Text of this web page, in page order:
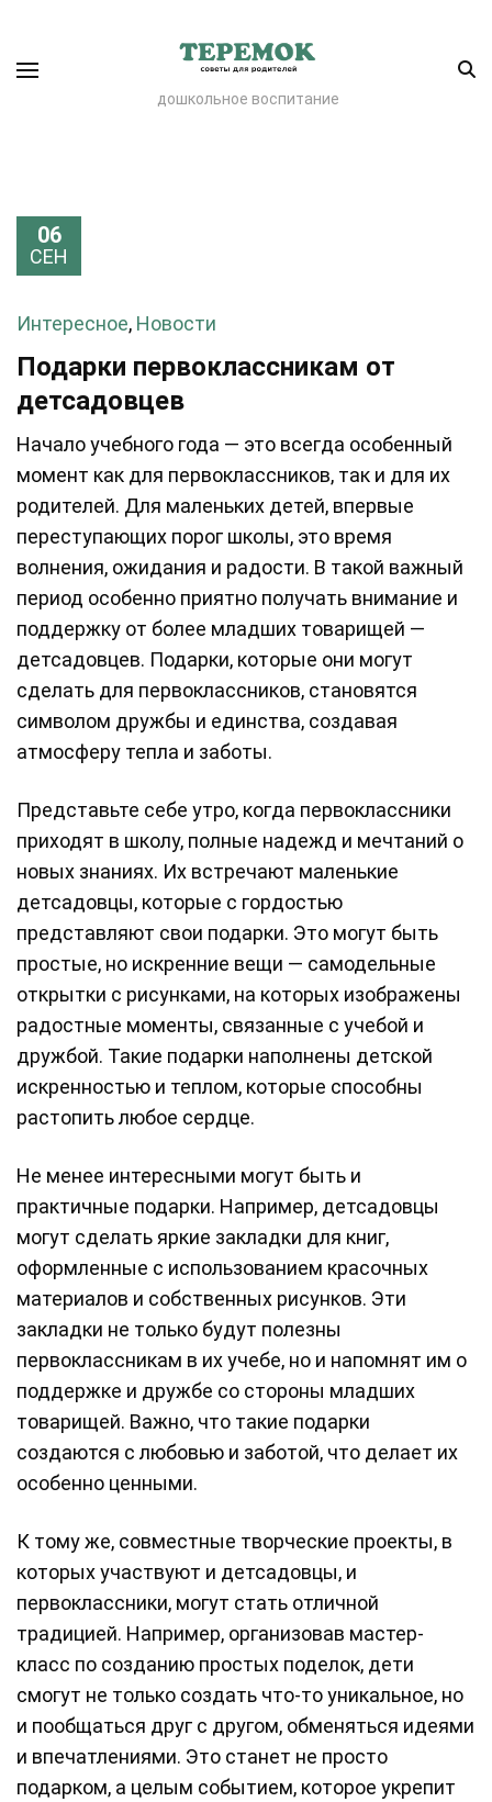
дошкольное воспитание
06
СЕН
Интересное, Новости
Подарки первоклассникам от
детсадовцев
Начало учебного года — это всегда особенный
момент как для первоклассников, так и для их
родителей. Для маленьких детей, впервые
переступающих порог школы, это время
волнения, ожидания и радости. В такой важный
период особенно приятно получать внимание и
поддержку от более младших товарищей —
детсадовцев. Подарки, которые они могут
сделать для первоклассников, становятся
символом дружбы и единства, создавая
атмосферу тепла и заботы.
Представьте себе утро, когда первоклассники
приходят в школу, полные надежд и мечтаний о
новых знаниях. Их встречают маленькие
детсадовцы, которые с гордостью
представляют свои подарки. Это могут быть
простые, но искренние вещи — самодельные
открытки с рисунками, на которых изображены
радостные моменты, связанные с учебой и
дружбой. Такие подарки наполнены детской
искренностью и теплом, которые способны
растопить любое сердце.
Не менее интересными могут быть и
практичные подарки. Например, детсадовцы
могут сделать яркие закладки для книг,
оформленные с использованием красочных
материалов и собственных рисунков. Эти
закладки не только будут полезны
первоклассникам в их учебе, но и напомнят им о
поддержке и дружбе со стороны младших
товарищей. Важно, что такие подарки
создаются с любовью и заботой, что делает их
особенно ценными.
К тому же, совместные творческие проекты, в
которых участвуют и детсадовцы, и
первоклассники, могут стать отличной
традицией. Например, организовав мастер-
класс по созданию простых поделок, дети
смогут не только создать что-то уникальное, но
и пообщаться друг с другом, обменяться идеями
и впечатлениями. Это станет не просто
подарком, а целым событием, которое укрепит